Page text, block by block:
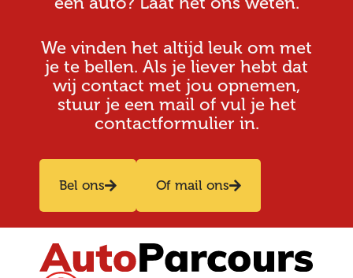
We vinden het altijd leuk om met
je te bellen. Als je liever hebt dat
wij contact met jou opnemen,
stuur je een mail of vul je het
contactformulier in.
Bel ons Of mail ons